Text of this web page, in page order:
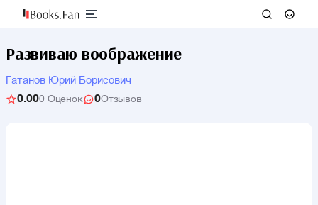
Развиваю воображение
Гатанов Юрий Борисович
0.000 Оценок 0Отзывов